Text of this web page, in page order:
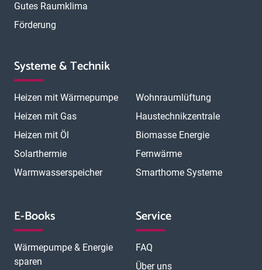
Gutes Raumklima
Förderung
Systeme & Technik
Heizen mit Wärmepumpe
Heizen mit Gas
Heizen mit Öl
Solarthermie
Warmwasserspeicher
Wohnraumlüftung
Haustechnikzentrale
Biomasse Energie
Fernwärme
Smarthome Systeme
E-Books
Wärmepumpe & Energie
sparen
Service
FAQ
Über uns